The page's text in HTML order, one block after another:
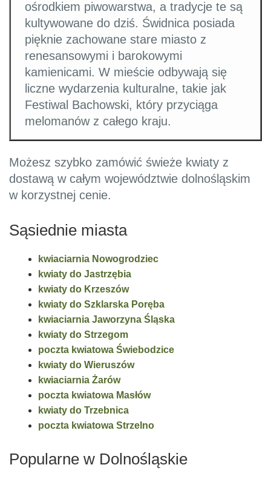
ośrodkiem piwowarstwa, a tradycje te są
kultywowane do dziś. Świdnica posiada
pięknie zachowane stare miasto z
renesansowymi i barokowymi
kamienicami. W mieście odbywają się
liczne wydarzenia kulturalne, takie jak
Festiwal Bachowski, który przyciąga
melomanów z całego kraju.
Możesz szybko zamówić świeże kwiaty z
dostawą w całym województwie dolnośląskim
w korzystnej cenie.
Sąsiednie miasta
kwiaciarnia Nowogrodziec
kwiaty do Jastrzębia
kwiaty do Krzeszów
kwiaty do Szklarska Poręba
kwiaciarnia Jaworzyna Śląska
kwiaty do Strzegom
poczta kwiatowa Świebodzice
kwiaty do Wieruszów
kwiaciarnia Żarów
poczta kwiatowa Masłów
kwiaty do Trzebnica
poczta kwiatowa Strzelno
Popularne w Dolnośląskie